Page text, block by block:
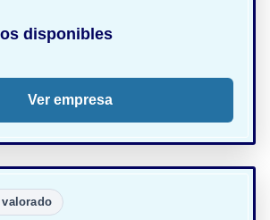
disponibles
Ver empresa
valorado